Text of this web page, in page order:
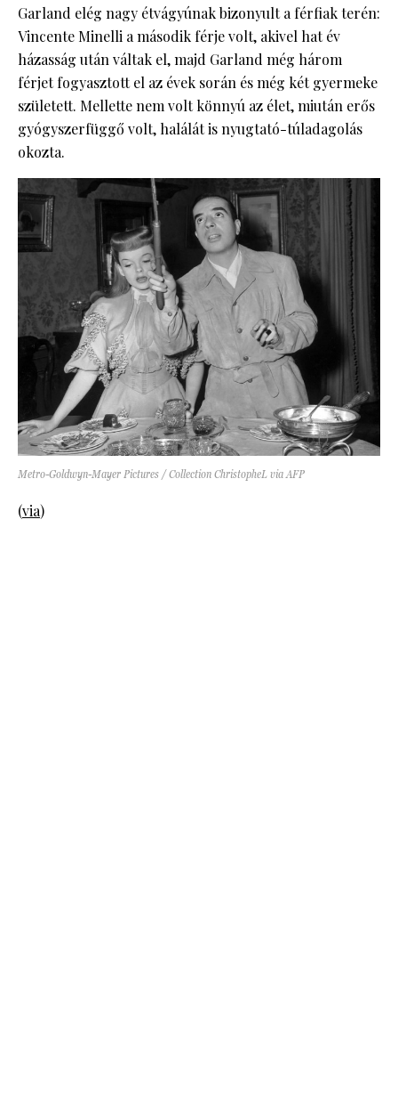
Garland elég nagy étvágyúnak bizonyult a férfiak terén:
Vincente Minelli a második férje volt, akivel hat év
házasság után váltak el, majd Garland még három
férjet fogyasztott el az évek során és még két gyermeke
született. Mellette nem volt könnyú az élet, miután erős
gyógyszerfüggő volt, halálát is nyugtató-túladagolás
okozta.
Metro-Goldwyn-Mayer Pictures / Collection ChristopheL via AFP
(via)